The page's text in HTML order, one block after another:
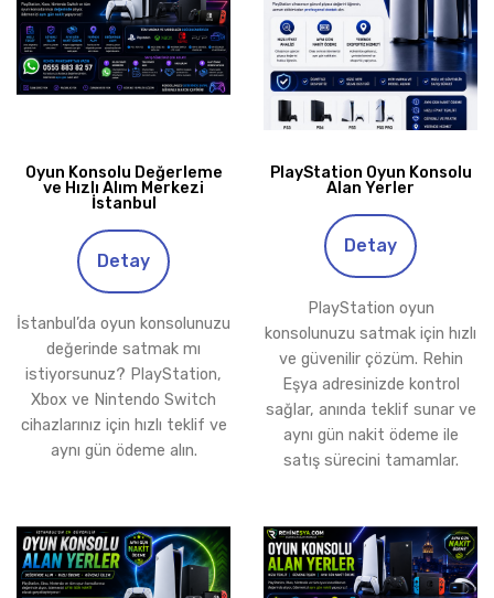
Oyun Konsolu Değerleme
ve Hızlı Alım Merkezi
İstanbul
Detay
İstanbul’da oyun konsolunuzu
değerinde satmak mı
istiyorsunuz? PlayStation,
Xbox ve Nintendo Switch
cihazlarınız için hızlı teklif ve
aynı gün ödeme alın.
PlayStation Oyun Konsolu
Alan Yerler
Detay
PlayStation oyun
konsolunuzu satmak için hızlı
ve güvenilir çözüm. Rehin
Eşya adresinizde kontrol
sağlar, anında teklif sunar ve
aynı gün nakit ödeme ile
satış sürecini tamamlar.